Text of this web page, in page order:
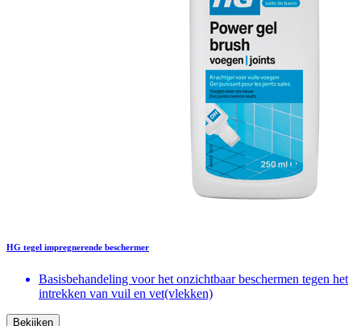
HG tegel impregnerende beschermer
Basisbehandeling voor het onzichtbaar beschermen tegen het
intrekken van vuil en vet(vlekken)
Bekijken